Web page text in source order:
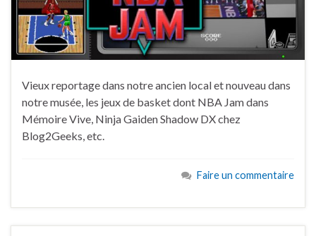
Vieux reportage dans notre ancien local et nouveau dans
notre musée, les jeux de basket dont NBA Jam dans
Mémoire Vive, Ninja Gaiden Shadow DX chez
Blog2Geeks, etc.
Faire un commentaire